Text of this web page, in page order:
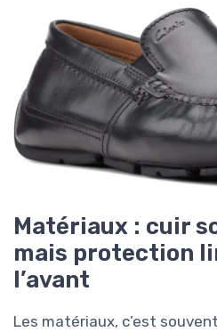
Matériaux : cuir
mais protection
l’avant
Les matériaux, c’est